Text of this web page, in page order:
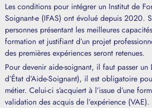
Les conditions pour intégrer un Institut de
Soignant-e (IFAS) ont évolué depuis 2020.
personnes présentant les meilleures
formation et justifiant d’un projet
des premières expériences seront retenues.
Pour devenir aide-soignant, il faut passer
d’État d’Aide-Soignant), il est obligatoire
métier. Celui-ci s’acquiert à l’issue d’une
validation des acquis de l’expérience (VAE).